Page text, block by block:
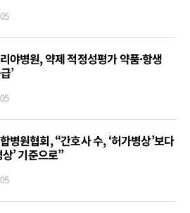
야병원, 약제 적정성평가 약품·항생
’
병원협회, “간호사 수, ‘허가병상’보다
상’ 기준으로”